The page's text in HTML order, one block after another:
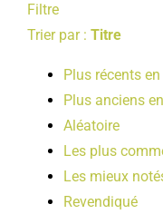
Filtre
Trier par : Titre
Plus récents
Plus anciens
Aléatoire
Les plus
Les mieux
Revendiqué